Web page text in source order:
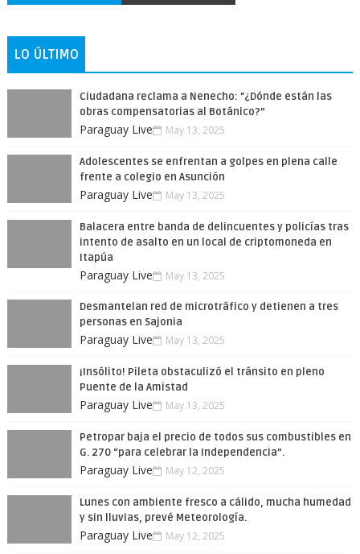
LO ÚLTIMO
Ciudadana reclama a Nenecho: "¿Dónde están las
obras compensatorias al Botánico?”
Paraguay Live May 13, 2025
Adolescentes se enfrentan a golpes en plena calle
frente a colegio en Asunción
Paraguay Live May 13, 2025
Balacera entre banda de delincuentes y policías tras
intento de asalto en un local de criptomoneda en
Itapúa
Paraguay Live May 13, 2025
Desmantelan red de microtráfico y detienen a tres
personas en Sajonia
Paraguay Live May 13, 2025
¡Insólito! Pileta obstaculizó el tránsito en pleno
Puente de la Amistad
Paraguay Live May 13, 2025
Petropar baja el precio de todos sus combustibles en
G. 270 “para celebrar la Independencia”.
Paraguay Live May 12, 2025
Lunes con ambiente fresco a cálido, mucha humedad
y sin lluvias, prevé Meteorología.
Paraguay Live May 12, 2025